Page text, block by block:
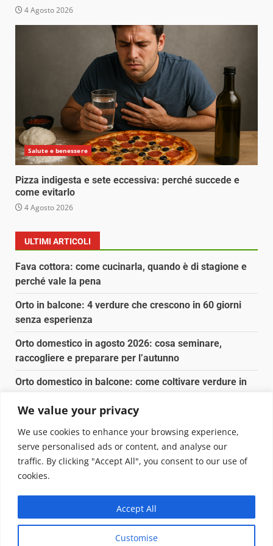
We value your privacy
We use cookies to enhance your browsing experience,
serve personalised ads or content, and analyse our
traffic. By clicking "Accept All", you consent to our use of
cookies.
Customise
Accept All
4 Agosto 2026
Salute e benessere
Pizza indigesta e sete eccessiva: perché succede e
come evitarlo
4 Agosto 2026
ULTIMI ARTICOLI
Fava cottora: come cucinarla, quando è di stagione e
perché vale la pena
Orto in balcone: 4 verdure che crescono in 60 giorni
senza esperienza
Orto domestico in agosto 2026: cosa seminare,
raccogliere e preparare per l’autunno
Orto domestico in balcone: come coltivare verdure in
Olio di argan in cucina: come usarlo davvero (e quando
conviene)
Copyright © 2025 Biopianeta.it proprietà di Jws Media
Questo blog non è una testata giornalistica, in quanto
viene aggiornato senza alcuna periodicità. Non può
pertanto considerarsi un prodotto editoriale ai sensi